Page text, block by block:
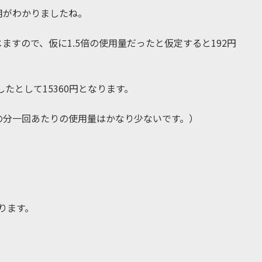
わかりましたね。
すので、仮に1.5倍の使用量だったと仮定すると192円
として15360円となります。
一回あたりの使用量はかなり少ないです。）
す。